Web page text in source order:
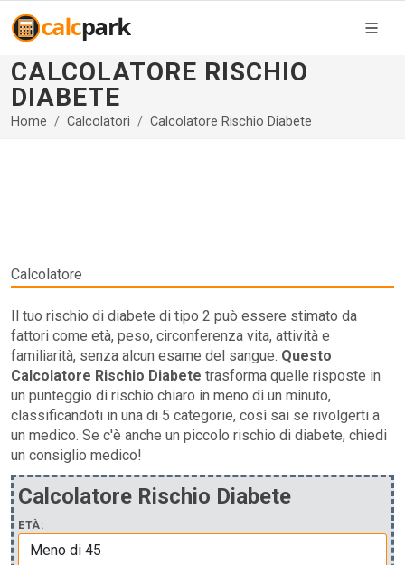
CALCOLATORE RISCHIO
DIABETE
Home Calcolatori Calcolatore Rischio Diabete
Calcolatore
Il tuo rischio di diabete di tipo 2 può essere stimato da
fattori come età, peso, circonferenza vita, attività e
familiarità, senza alcun esame del sangue. Questo
Calcolatore Rischio Diabete trasforma quelle risposte in
un punteggio di rischio chiaro in meno di un minuto,
classificandoti in una di 5 categorie, così sai se rivolgerti a
un medico. Se c'è anche un piccolo rischio di diabete, chiedi
un consiglio medico!
Calcolatore Rischio Diabete
ETÀ: